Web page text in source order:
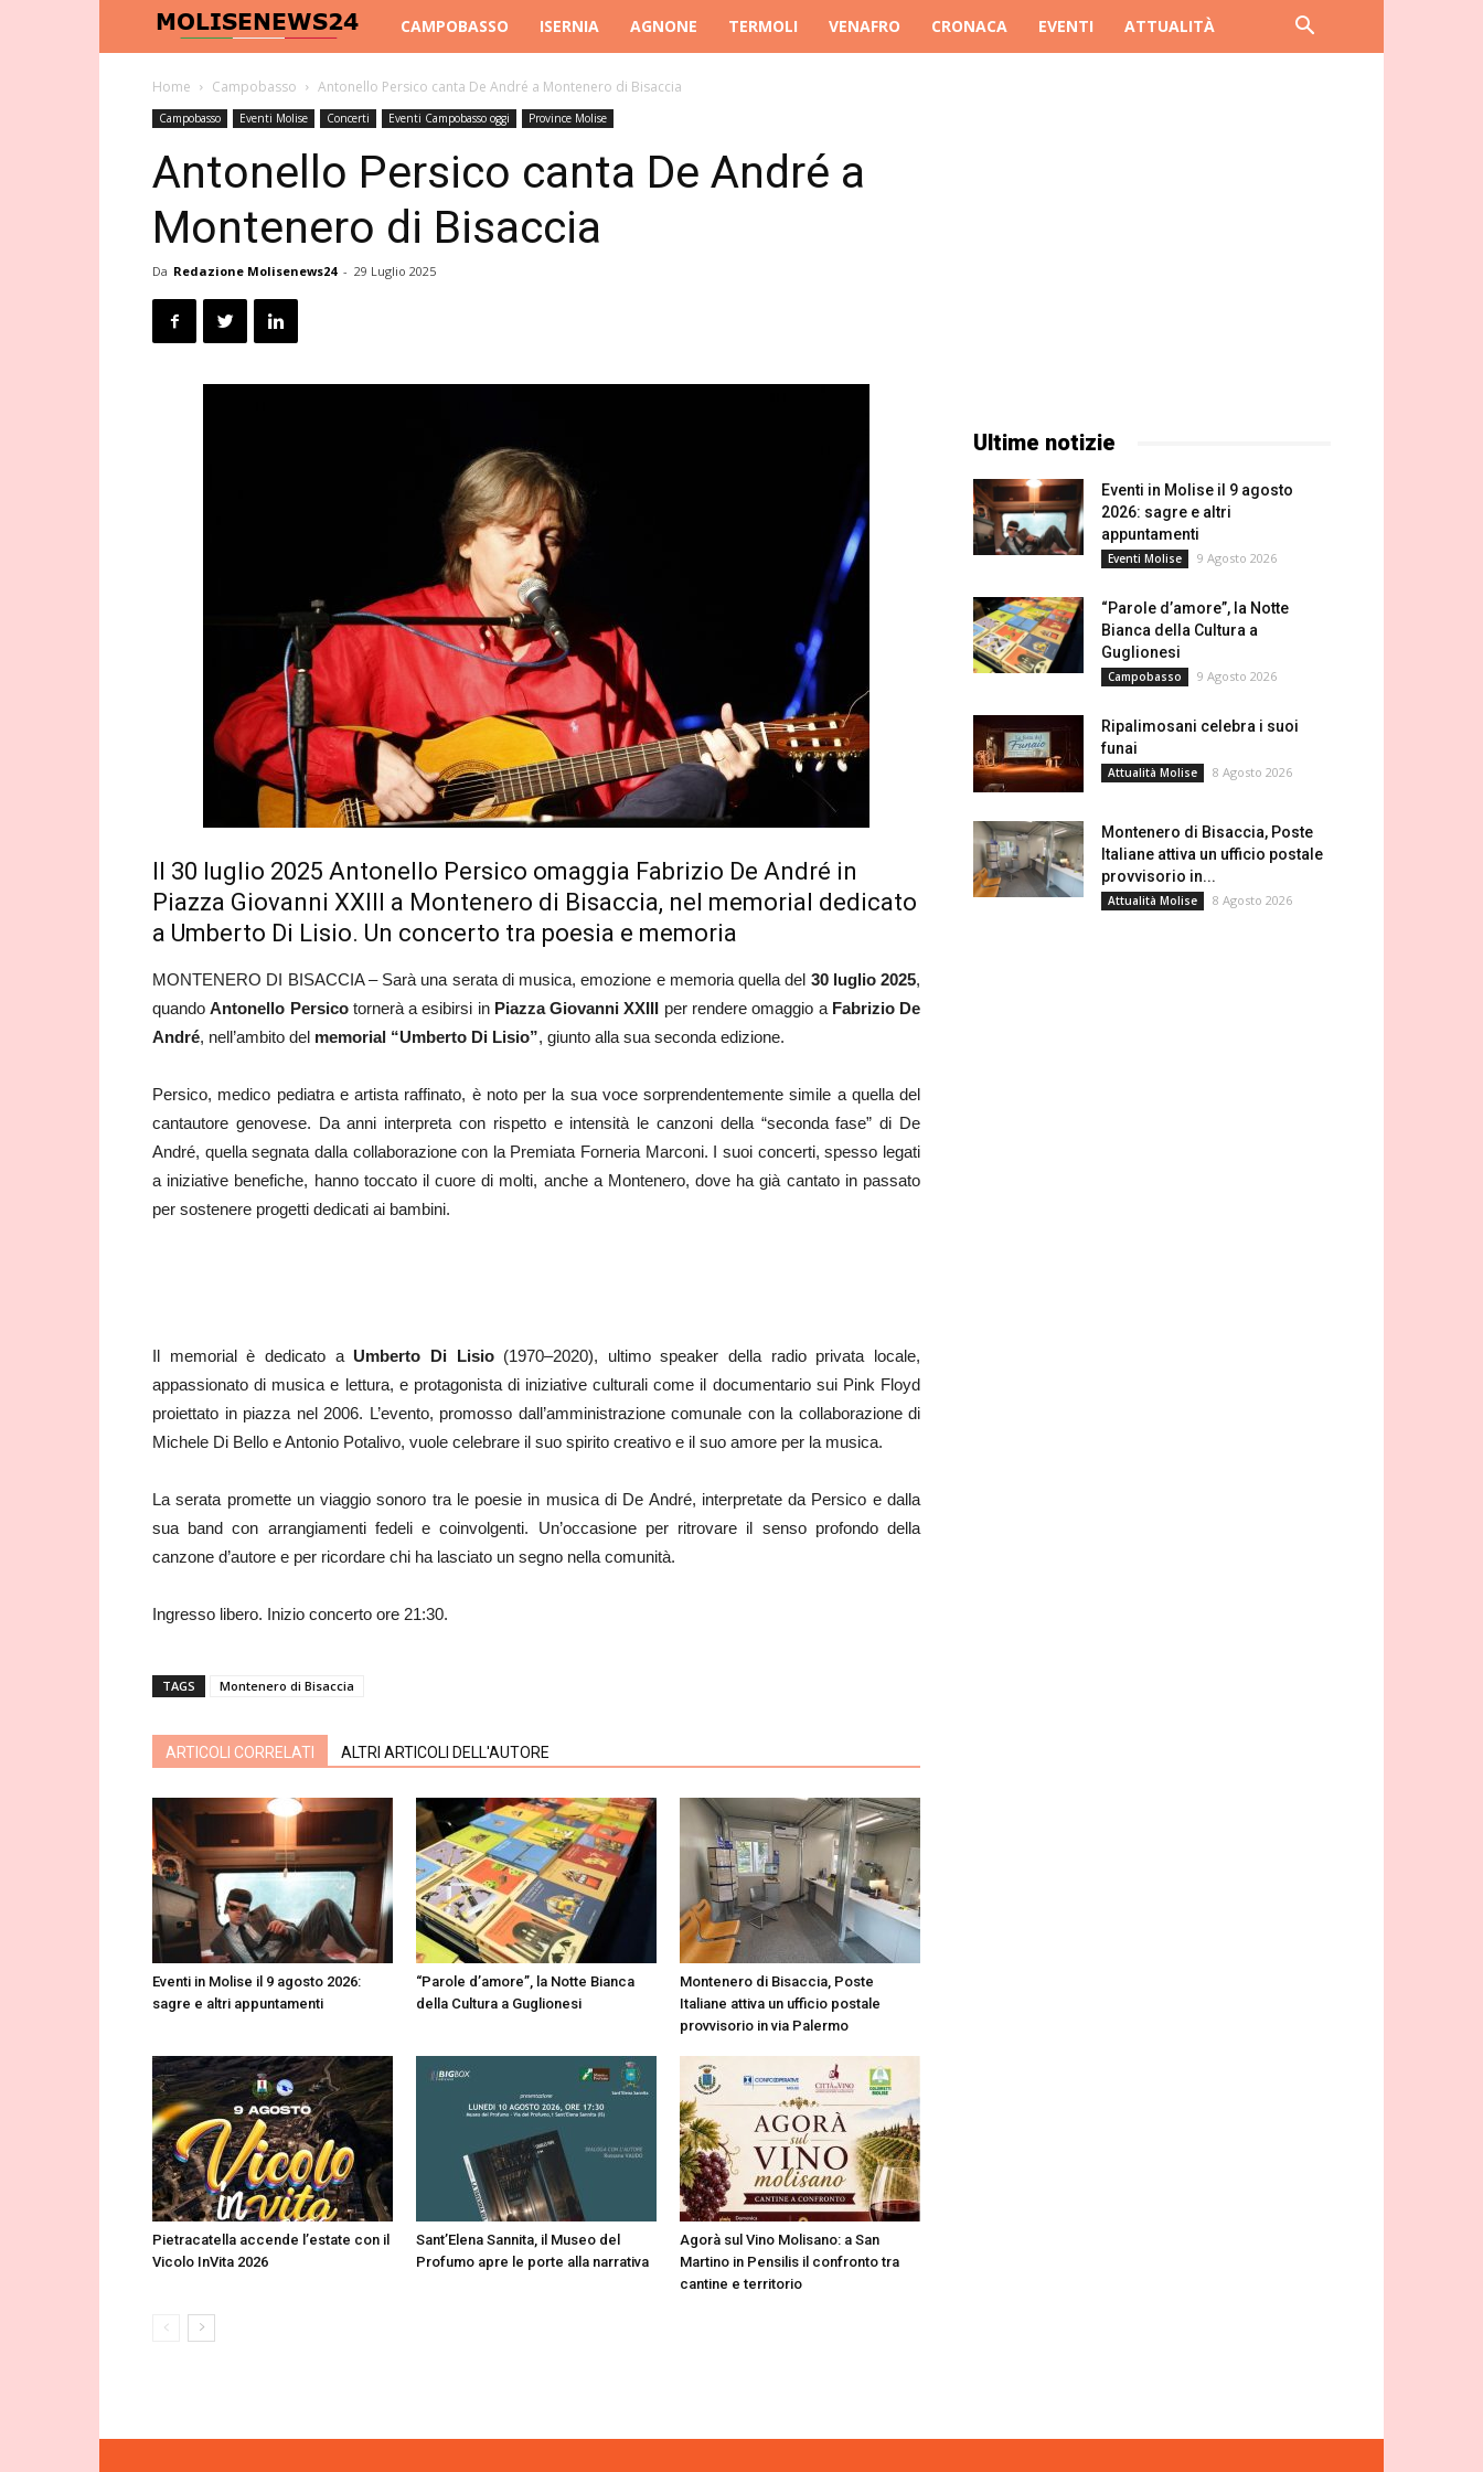
Molise
News
24
CAMPOBASSO ISERNIA AGNONE TERMOLI VENAFRO CRONACA EVENTI ATTUALITÀ
Home Campobasso Antonello Persico canta De André a Montenero di Bisaccia
Campobasso Eventi Molise Concerti Eventi Campobasso oggi Province Molise
Antonello Persico canta De André a
Montenero di Bisaccia
Da Redazione Molisenews24 - 29 Luglio 2025
Il 30 luglio 2025 Antonello Persico omaggia Fabrizio De André in
Piazza Giovanni XXIII a Montenero di Bisaccia, nel memorial dedicato
a Umberto Di Lisio. Un concerto tra poesia e memoria
MONTENERO DI BISACCIA – Sarà una serata di musica, emozione e memoria quella del 30 luglio 2025,
quandoAntonello Persicotornerà a esibirsi in Piazza Giovanni XXIII per rendere omaggio a Fabrizio De
André, nell’ambito del memorial “Umberto Di Lisio”, giunto alla sua seconda edizione.
Persico, medico pediatra e artista raffinato, è noto per la sua voce sorprendentemente simile a quella del
cantautore genovese. Da anni interpreta con rispetto e intensità le canzoni della “seconda fase” di De
André, quella segnata dalla collaborazione con la Premiata Forneria Marconi. I suoi concerti, spesso legati
a iniziative benefiche, hanno toccato il cuore di molti, anche a Montenero, dove ha già cantato in passato
per sostenere progetti dedicati ai bambini.
Il memorial è dedicato a Umberto Di Lisio(1970–2020), ultimo speaker della radio privata locale,
appassionato di musica e lettura, e protagonista di iniziative culturali come il documentario sui Pink Floyd
proiettato in piazza nel 2006. L’evento, promosso dall’amministrazione comunale con la collaborazione di
Michele Di Bello e Antonio Potalivo, vuole celebrare il suo spirito creativo e il suo amore per la musica.
La serata promette un viaggio sonoro tra le poesie in musica di De André, interpretate da Persico e dalla
sua band con arrangiamenti fedeli e coinvolgenti. Un’occasione per ritrovare il senso profondo della
canzone d’autore e per ricordare chi ha lasciato un segno nella comunità.
Ingresso libero. Inizio concerto ore 21:30.
TAGS Montenero di Bisaccia
ARTICOLI CORRELATI ALTRI ARTICOLI DELL'AUTORE
Eventi in Molise il 9 agosto 2026:
sagre e altri appuntamenti
“Parole d’amore”, la Notte Bianca
della Cultura a Guglionesi
Montenero di Bisaccia, Poste
Italiane attiva un ufficio postale
provvisorio in via Palermo
Pietracatella accende l’estate con il
Vicolo InVita 2026
Sant’Elena Sannita, il Museo del
Profumo apre le porte alla narrativa
Agorà sul Vino Molisano: a San
Martino in Pensilis il confronto tra
cantine e territorio
Ultime notizie
Eventi in Molise il 9 agosto
2026: sagre e altri
appuntamenti
Eventi Molise 9 Agosto 2026
“Parole d’amore”, la Notte
Bianca della Cultura a
Guglionesi
Campobasso 9 Agosto 2026
Ripalimosani celebra i suoi
funai
Attualità Molise 8 Agosto 2026
Montenero di Bisaccia, Poste
Italiane attiva un ufficio postale
provvisorio in...
Attualità Molise 8 Agosto 2026